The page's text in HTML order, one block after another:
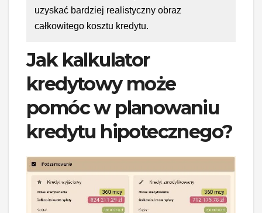
uzyskać bardziej realistyczny obraz
całkowitego kosztu kredytu.
Jak kalkulator
kredytowy może
pomóc w planowaniu
kredytu hipotecznego?